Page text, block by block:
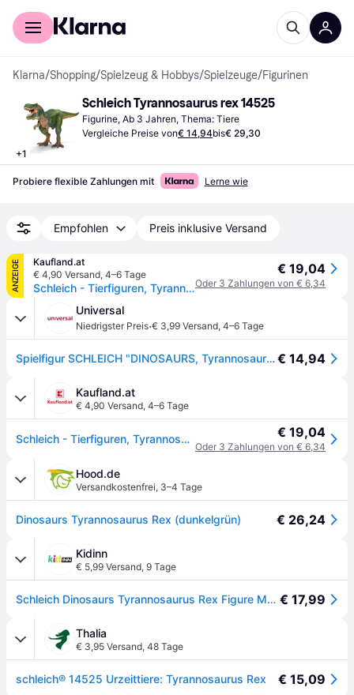
Für Shopper
Klarna/Shopping/Spielzeug & Hobbys/Spielzeuge/Figurinen
+1
Schleich Tyrannosaurus rex 14525
Figurine, Ab 3 Jahren, Thema: Tiere
Vergleiche Preise von€ 14,94bis€ 29,30
Probiere flexible Zahlungen mit Lerne wie
Empfohlen Preis inklusive Versand
ANZEIGE
Kaufland.at
€ 4,90 Versand, 4–6 Tage
Schleich - Tierfiguren, Tyrannosaurus Rex; 14525
€ 19,04
Oder 3 Zahlungen von € 6,34
Universal
Niedrigster Preis·€ 3,99 Versand, 4–6 Tage
Spielfigur SCHLEICH "DINOSAURS, Tyrannosaurus Rex (14525)", bunt, Spielfiguren, KinderB:28cm H:14cm T:9cm, Kunststoff, Spielfigur, B:28cm H:14cm T:9cm€ 14,94
Kaufland.at
€ 4,90 Versand, 4–6 Tage
Schleich - Tierfiguren, Tyrannosaurus Rex; 14525 € 19,04
Oder 3 Zahlungen von € 6,34
Hood.de
Versandkostenfrei, 3–4 Tage
Dinosaurs Tyrannosaurus Rex (dunkelgrün) € 26,24
Kidinn
€ 5,99 Versand, 9 Tage
Schleich Dinosaurs Tyrannosaurus Rex Figure Mehrfarbig Kinder € 17,99
Thalia
€ 3,95 Versand, 48 Tage
schleich® 14525 Urzeittiere: Tyrannosaurus Rex € 15,09